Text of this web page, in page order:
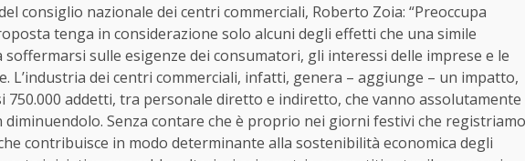
consiglio nazionale dei centri commerciali, Roberto Zoia: “Preoccupa
tenga in considerazione solo alcuni degli effetti che una simile
sulle esigenze dei consumatori, gli interessi delle imprese e le
L’industria dei centri commerciali, infatti, genera – aggiunge – un impatto,
750.000 addetti, tra personale diretto e indiretto, che vanno assolutamente
Senza contare che è proprio nei giorni festivi che registriamo
contribuisce in modo determinante alla sostenibilità economica degli